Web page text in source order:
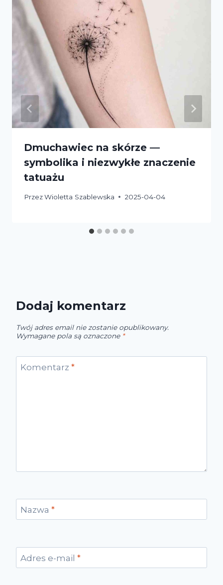
Dmuchawiec na skórze —
symbolika i niezwykłe znaczenie
tatuażu
PrzezWioletta Szablewska 2025-04-04
Dodaj komentarz
Twój adres email nie zostanie opublikowany.
Wymagane pola są oznaczone *
Komentarz *
Nazwa *
Adres e-mail *